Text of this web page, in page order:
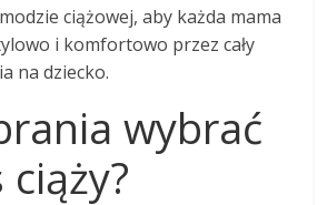
ciążowej, aby każda mama
i komfortowo przez cały
na dziecko.
wybrać
ciąży?